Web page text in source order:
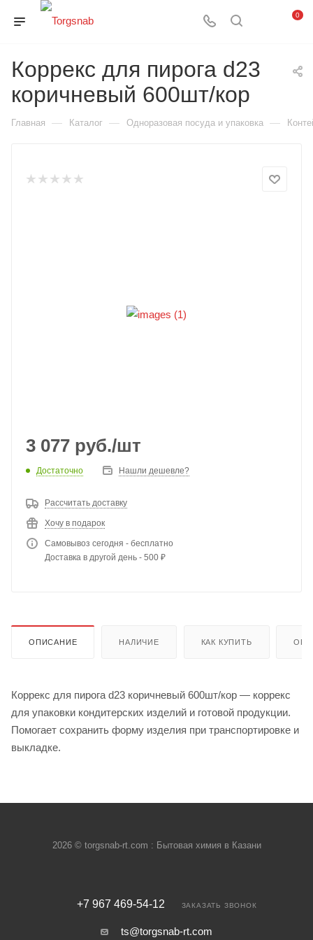
0
Коррекс для пирога d23
коричневый 600шт/кор
Главная — Каталог — Одноразовая посуда и упаковка —
3 077 руб./шт
Достаточно Нашли дешевле?
Рассчитать доставку
Хочу в подарок
Самовывоз сегодня - бесплатно
Доставка в другой день - 500 ₽
ОПИСАНИЕ НАЛИЧИЕ КАК КУПИТЬ
Коррекс для пирога d23 коричневый 600шт/кор — коррекс
для упаковки кондитерских изделий и готовой продукции.
Помогает сохранить форму изделия при транспортировке и
выкладке.
2026 © torgsnab-rt.com : Бытовая химия в Казани
+7 967 469-54-12 ЗАКАЗАТЬ ЗВОНОК
ts@torgsnab-rt.com